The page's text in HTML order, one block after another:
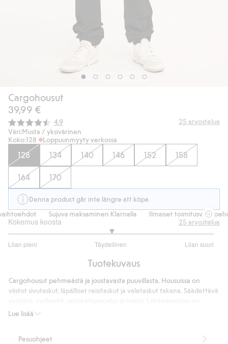
Cargohousut
39,99 €
Keskimääräinen luokitus:
4.9 25 arvostelua
Väri:Musta / yksivärinen
Koko:128 Loppuunmyyty verkossa
128 134 140 146 152 158
164 170
Denna product går inte längre att köpa
Sujuva maksaminen Klarnalla Ilmaiset
Kokemus koosta
Liian pieni Täydellinen Liian suuri
/
ääneen
25 arvostelua
Tuotekuvaus
Lue lisää
Cargohousut pehmeästä ja joustavasta puuvillasta. Housuissa on
viistot sivutaskut, läpälliset reisitaskut ja valetaskut takana. Säädettävä
resorit.
Pesuohjeet